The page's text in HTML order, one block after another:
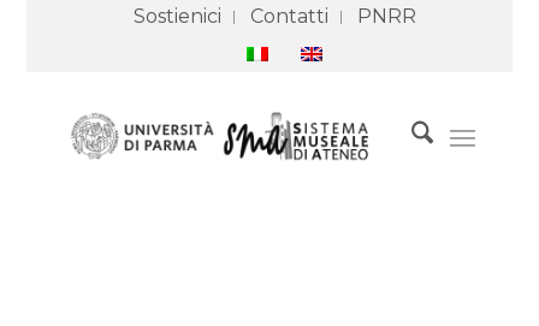
Sostienici Contatti PNRR